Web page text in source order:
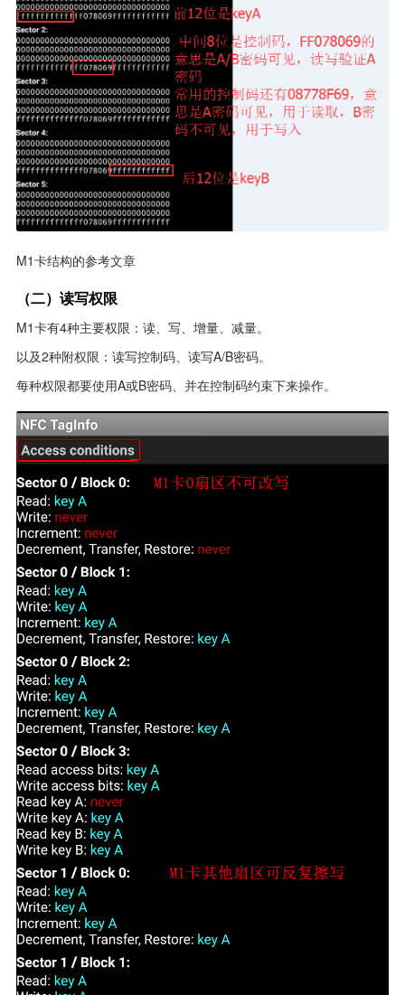
M1卡结构的参考文章
（二）读写权限
M1卡有4种主要权限：读、写、增量、减量。
以及2种附权限：读写控制码、读写A/B密码。
每种权限都要使用A或B密码、并在控制码约束下来操作。